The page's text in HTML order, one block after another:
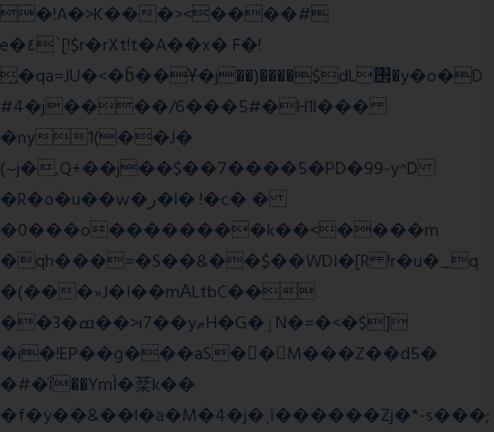
�!A�>K���><����#
e�٤`[!$r�rXt!t�A��x� F�!
̮�qa=JU�<�b̃��Ұ�j��)����$dL΢�y�o�D
#4�j����/6���5#�H1l���
�ny1(��J�
(~j�,Q+��j��$��7����5�PD�99-y^D
�R�o�u��w�ر�l� !�c� �
�0���o��������k��<����m
�qh���=�S��&��$��WDI�[R !r�u�_q
�(���»J�I��mΑLtbC��
��3�ߘ��>i7��yޠH�G�ٳN�=�<�$]
�i�!EP��g���aS��M���Z��d5�
�#�ΐ��YmÌ�棻k��
�f�y��&��l�a�M�4�j�ˎī������Zj�*-s���;